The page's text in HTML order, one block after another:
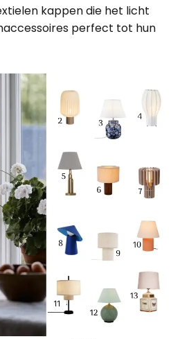
kappen die het licht
perfect tot hun